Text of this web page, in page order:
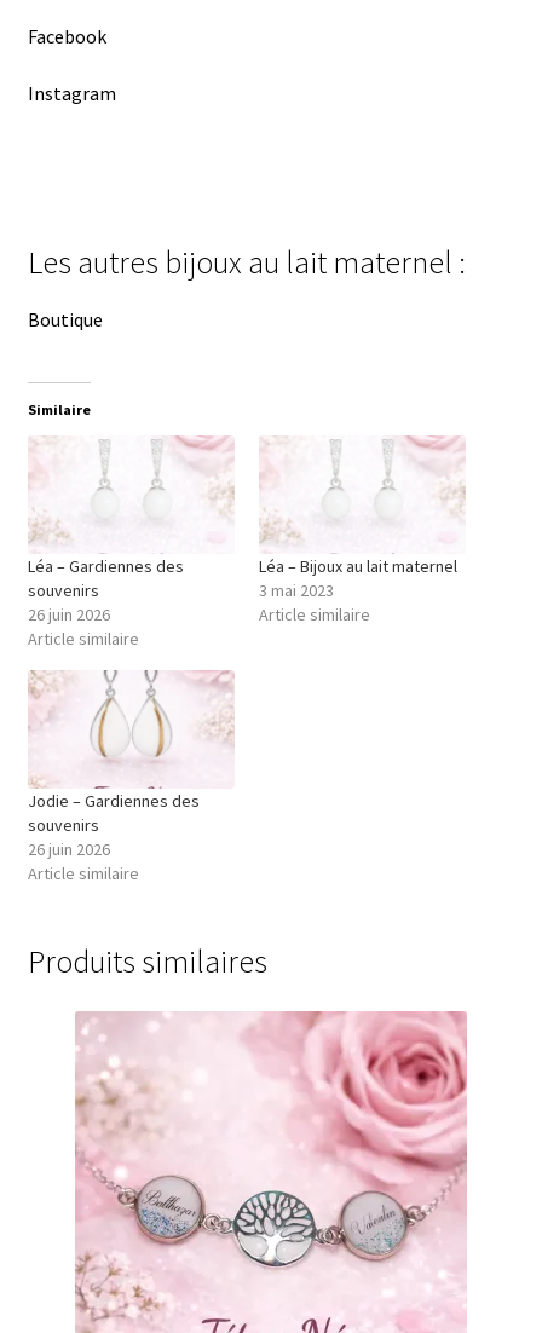
Facebook
Instagram
Les autres bijoux au lait maternel :
Boutique
Similaire
Léa – Gardiennes des
souvenirs
26 juin 2026
Article similaire
Léa – Bijoux au lait maternel
3 mai 2023
Article similaire
Jodie – Gardiennes des
souvenirs
26 juin 2026
Article similaire
Produits similaires